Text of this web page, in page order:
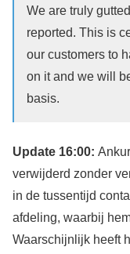
We are truly
reported. This is
our customers to
on it and we will
basis.
Update 16:00:
verwijderd zonder
in de tussentijd
afdeling, waarbij
Waarschijnlijk heeft